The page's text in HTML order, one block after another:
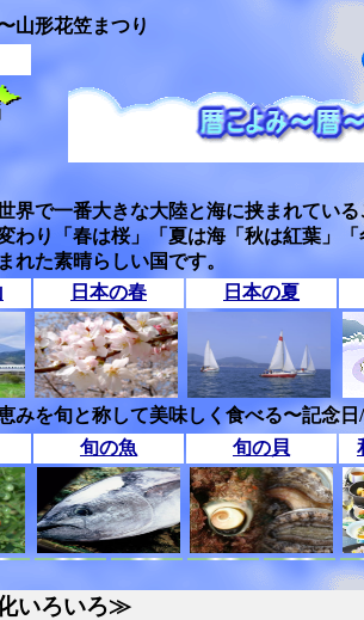
山形花笠まつり
界で一番大きな大陸と海に挟まれてい
わり「春は桜」「夏は海「秋は紅葉」
れた素晴らしい国です。
日本の春 日本の夏
みを旬と称して美味しく食べる〜記念
旬の魚 旬の貝
いろいろ≫